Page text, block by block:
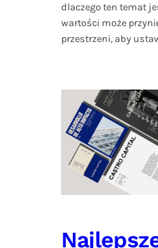
dlaczego ten temat
wartości może
przestrzeni, aby